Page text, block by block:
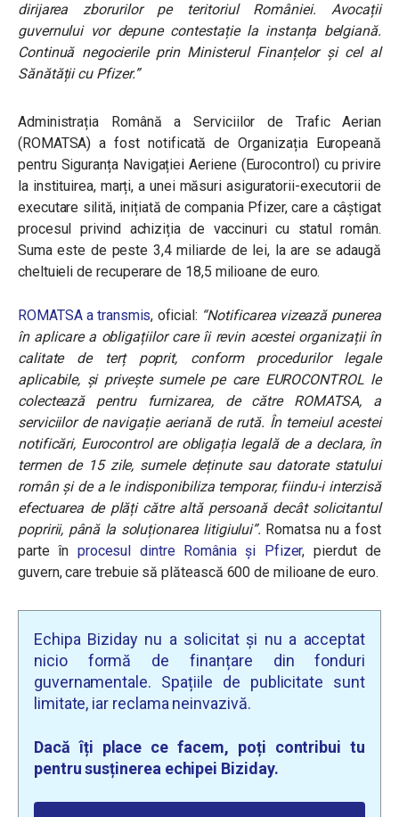
dirijarea zborurilor pe teritoriul României. Avocații
guvernului vor depune contestație la instanța belgiană.
Continuă negocierile prin Ministerul Finanțelor și cel al
Sănătății cu Pfizer.”
Administrația Română a Serviciilor de Trafic Aerian
(ROMATSA) a fost notificată deOrganizația Europeană
pentru Siguranța Navigației Aeriene (Eurocontrol) cu privire
la instituirea, marți, a unei măsuri asiguratorii-executorii de
executare silită, inițiată de compania Pfizer, care a câștigat
procesul privind achiziția de vaccinuri cu statul român.
Suma este de peste 3,4 miliarde de lei, la are se adaugă
cheltuieli de recuperare de 18,5 milioane de euro.
ROMATSA a transmis, oficial: “Notificarea vizează punerea
în aplicare a obligațiilor care îi revin acestei organizații în
calitate de terț poprit, conform procedurilor legale
aplicabile, și privește sumele pe care EUROCONTROL le
colectează pentru furnizarea, de către ROMATSA, a
serviciilor de navigație aeriană de rută. În temeiul acestei
notificări, Eurocontrol are obligația legală de a declara, în
termen de 15 zile, sumele deținute sau datorate statului
român și de a le indisponibiliza temporar, fiindu-i interzisă
efectuarea de plăți către altă persoană decât solicitantul
popririi, până la soluționarea litigiului”. Romatsa nu a fost
parte în procesul dintre România și Pfizer, pierdut de
guvern, care trebuie să plătească 600 de milioane de euro.
Echipa Biziday nu a solicitat și nu a acceptat
nicio formă de finanțare din fonduri
guvernamentale. Spațiile de publicitate sunt
limitate, iar reclama neinvazivă.
Dacă îți place ce facem, poți contribui tu
pentru susținerea echipei Biziday.